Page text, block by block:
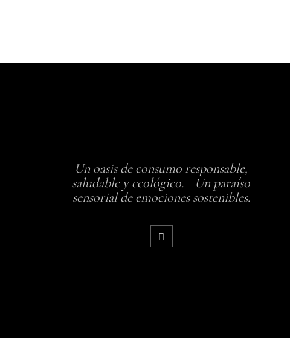
Un oasis de consumo responsable,
saludable y ecológico. Un paraíso
sensorial de emociones sostenibles.